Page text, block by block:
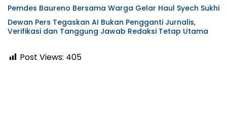
Pemdes Baureno Bersama Warga Gelar Haul Syech Sukhi
Dewan Pers Tegaskan AI Bukan Pengganti Jurnalis,
Verifikasi dan Tanggung Jawab Redaksi Tetap Utama
Post Views: 405